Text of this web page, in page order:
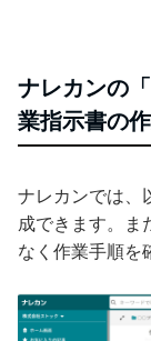
ナレカンの
業指示書の
ナレカンでは、
成できます。ま
なく作業手順を